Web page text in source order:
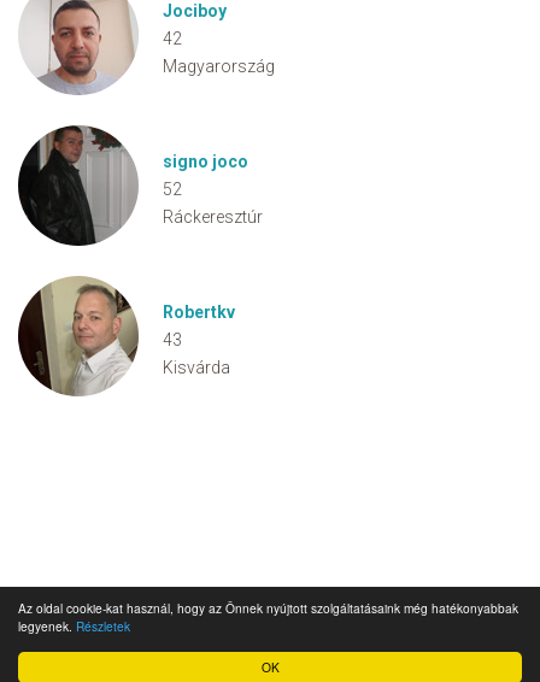
OK
Az oldal cookie-kat használ, hogy az Önnek nyújtott szolgáltatásaink még hatékonyabbak
legyenek. Részletek
Jociboy
42
Magyarország
signo joco
52
Ráckeresztúr
Robertkv
43
Kisvárda